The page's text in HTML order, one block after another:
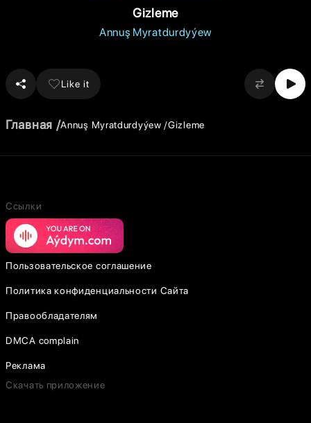
Gizleme
Annuş Myratdurdyýew
Like it
Главная Annuş Myratdurdyýew Gizleme
Ссылки
Пользовательское соглашение
Политика конфиденциальности Сайта
Правообладателям
DMCA complain
Реклама
Скачать приложение